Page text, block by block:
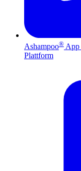
Ashampoo® App
Plattform